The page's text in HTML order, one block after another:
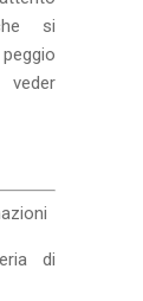
si
veder
di